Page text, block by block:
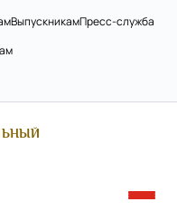
ВыпускникамПресс-служба